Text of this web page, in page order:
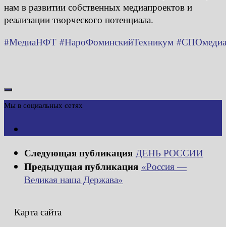
нам в развитии собственных медиапроектов и
реализации творческого потенциала.
#МедиаНФТ #НароФоминскийТехникум #СПОмедиа
Мы в социальных сетях
Следующая публикация ДЕНЬ РОССИИ
Предыдущая публикация «Россия —
Великая наша Держава»
Карта сайта